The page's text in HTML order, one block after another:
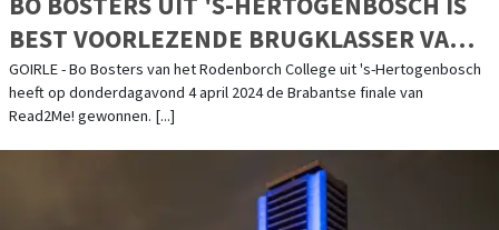
BEST VOORLEZENDE BRUGKLASSER VAN
BRABANT!
GOIRLE - Bo Bosters van het Rodenborch College uit 's-Hertogenbosch
heeft op donderdagavond 4 april 2024 de Brabantse finale van
Read2Me! gewonnen. [...]